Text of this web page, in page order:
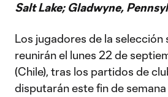
Salt Lake; Gladwyne,
Los jugadores de la selección
reunirán el lunes 22 de
(Chile), tras los partidos de
disputarán este fin de